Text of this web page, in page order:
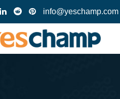
info@yeschamp.com